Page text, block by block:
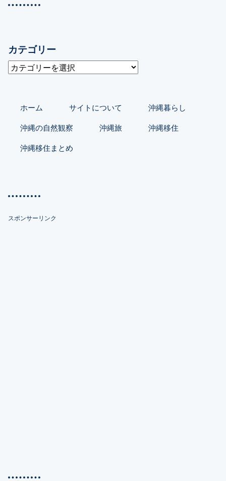
カテゴリー
カ
テ
ホーム サイトについて
沖縄暮らし
沖縄の自然観察
沖縄旅
沖縄移住
沖縄移住まとめ
スポンサーリンク